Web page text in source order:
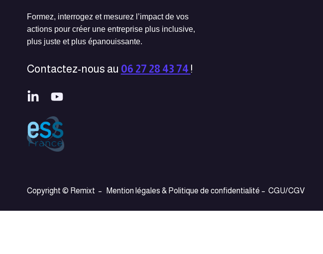
Formez, interrogez et mesurez l’impact de vos
actions pour créer une entreprise plus inclusive,
plus juste et plus épanouissante.
Contactez-nous au 06 27 28 43 74 !
Copyright © Remixt – Mention légales & Politique de confidentialité – CGU/CGV